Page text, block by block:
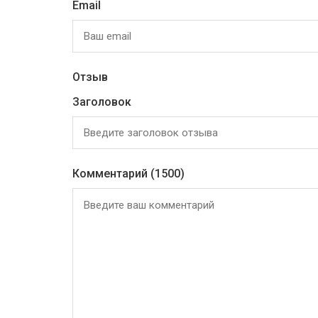
Email
Отзыв
Заголовок
Комментарий (1500)